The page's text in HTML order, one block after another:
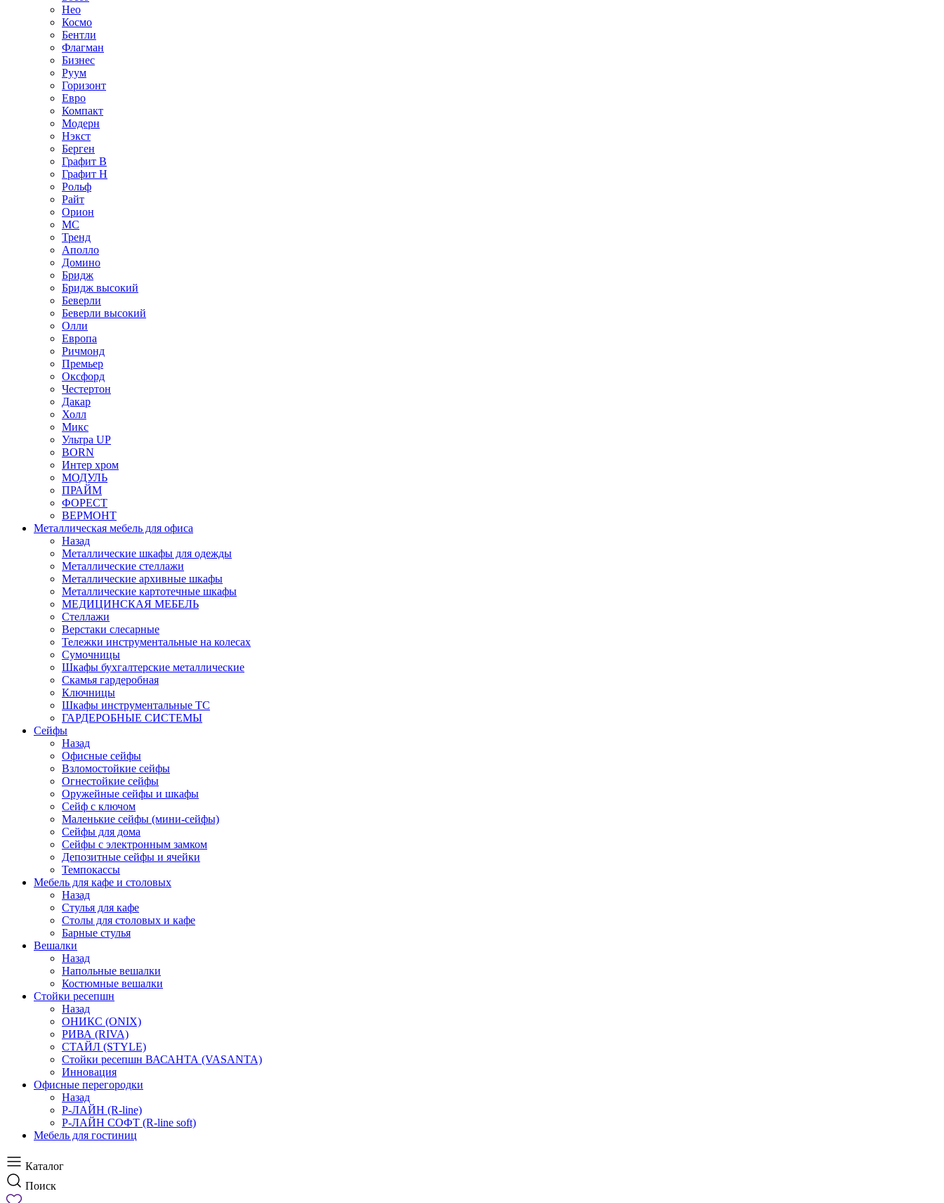
Нео
Космо
Бентли
Флагман
Бизнес
Руум
Горизонт
Евро
Компакт
Модерн
Нэкст
Берген
Графит В
Графит Н
Рольф
Райт
Орион
МС
Тренд
Аполло
Домино
Бридж
Бридж высокий
Беверли
Беверли высокий
Олли
Европа
Ричмонд
Премьер
Оксфорд
Честертон
Дакар
Холл
Микс
Ультра UP
BORN
Интер хром
МОДУЛЬ
ПРАЙМ
ФОРЕСТ
ВЕРМОНТ
Металлическая мебель для офиса
Назад
Металлические шкафы для одежды
Металлические стеллажи
Металлические архивные шкафы
Металлические картотечные шкафы
МЕДИЦИНСКАЯ МЕБЕЛЬ
Стеллажи
Верстаки слесарные
Тележки инструментальные на колесах
Сумочницы
Шкафы бухгалтерские металлические
Скамья гардеробная
Ключницы
Шкафы инструментальные ТС
ГАРДЕРОБНЫЕ СИСТЕМЫ
Сейфы
Назад
Офисные сейфы
Взломостойкие сейфы
Огнестойкие сейфы
Оружейные сейфы и шкафы
Сейф с ключом
Маленькие сейфы (мини-сейфы)
Сейфы для дома
Сейфы с электронным замком
Депозитные сейфы и ячейки
Темпокассы
Мебель для кафе и столовых
Назад
Стулья для кафе
Столы для столовых и кафе
Барные стулья
Вешалки
Назад
Напольные вешалки
Костюмные вешалки
Стойки ресепшн
Назад
ОНИКС (ONIX)
РИВА (RIVA)
СТАЙЛ (STYLE)
Стойки ресепшн ВАСАНТА (VASANTA)
Инновация
Офисные перегородки
Назад
Р-ЛАЙН (R-line)
Р-ЛАЙН СОФТ (R-line soft)
Мебель для гостиниц
Каталог
Поиск